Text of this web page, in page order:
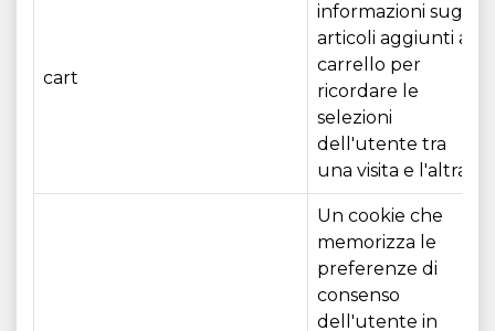
cart
informazioni sugli
articoli aggiunti al
carrello per
ricordare le
selezioni
dell'utente tra
una visita e l'altra.
Un cookie che
memorizza le
preferenze di
consenso
dell'utente in